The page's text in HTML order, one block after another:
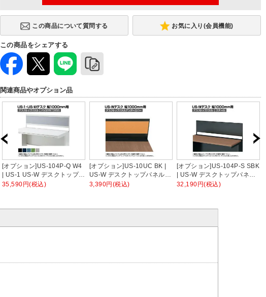
お気に入り(会員機能)
この商品をシェアする
関連商品やオプション品
[オプション]US-104P-Q W4
| US-1 US-W デスクトップパ
ネル シリーズ専用 バイオ
さ25mm プラス PLUS
35,590円(税込)
[オプション]US-10UC BK |
US-W デスクトップパネル
シリーズ専用 アンダーカバ
PLUS
3,390円(税込)
[オプション]US-104P-S SBK
| US-W デスクトップパネル
シリーズ専用 スチール 本体
PLUS
32,190円(税込)